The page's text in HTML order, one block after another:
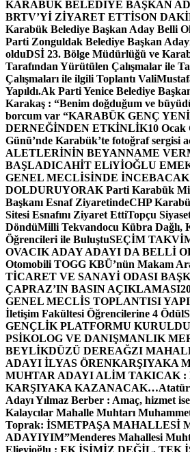
KARABÜK BELEDİYE BAŞKAN
BRTV’Yİ ZİYARET ETTİSON
Karabük Belediye Başkan Aday Belli
Parti Zonguldak Belediye Başkan
olduDSİ 23. Bölge Müdürlüğü ve
Tarafından Yürütülen Çalışmalar ile
Çalışmaları ile ilgili Toplantı
Yapıldı.Ak Parti Yenice Belediye
Karakaş : “Benim doğduğum ve
borcum var “KARABÜK GENÇ
DERNEĞİNDEN ETKİNLİK10 Ocak
Günü’nde Karabük’te fotoğraf sergisi
ALETLERİNİN BEYANNAME
BAŞLADICAHİT ELiYİOĞLU
GENEL MECLİSİNDE İNCEBACAK
DOLDURUYORAK Parti Karabük
Başkanı Esnaf ZiyaretindeCHP
Sitesi Esnafını Ziyaret EttiTopçu
DöndüMilli Tekvandocu Kübra Dağlı,
Öğrencileri ile BuluştuSEÇİM
OVACIK ADAY ADAYI DA BELLİ
Otomobili TOGG KBÜ’nün Makam
TİCARET VE SANAYİ ODASI
ÇAPRAZ’IN BASIN AÇIKLAMASI
GENEL MECLİS TOPLANTISI
İletişim Fakültesi Öğrencilerine 4 Ödül
GENÇLİK PLATFORMU KURULDU
PSİKOLOG VE DANIŞMANLIK
BEYLİKDÜZÜ DEREAĞZI
ADAYI İLYAS ÖRENKARŞIYAKA
MUHTAR ADAYI ALİM TAKICAK
KARŞIYAKA KAZANACAK…
Adayı Yılmaz Berber : Amaç, hizmet
Kalaycılar Mahalle Muhtarı
Toprak: İSMETPAŞA MAHALLESİ
ADAYIYIM”Menderes Mahallesi
Elieyioğlu : EK İŞİMİZ DEĞİL, TEK